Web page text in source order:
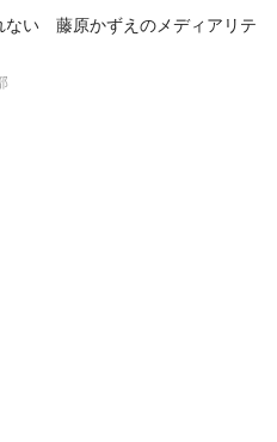
ない 藤原かずえのメディアリテ